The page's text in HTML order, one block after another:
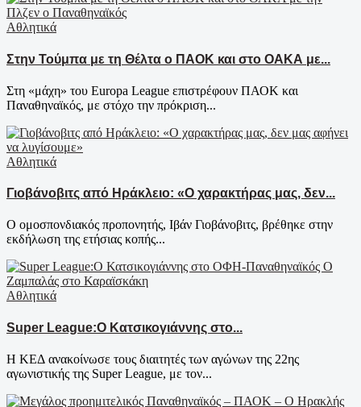
Αθλητικά
Στην Τούμπα με τη Θέλτα ο ΠΑΟΚ και στο ΟΑΚΑ με...
Στη «μάχη» του Europa League επιστρέφουν ΠΑΟΚ και
Παναθηναϊκός, με στόχο την πρόκριση...
Αθλητικά
Γιοβάνοβιτς από Ηράκλειο: «Ο χαρακτήρας μας, δεν...
Ο ομοσπονδιακός προπονητής, Ιβάν Γιοβάνοβιτς, βρέθηκε στην
εκδήλωση της ετήσιας κοπής...
Αθλητικά
Super League:O Κατσικογιάννης στο...
Η ΚΕΔ ανακοίνωσε τους διαιτητές των αγώνων της 22ης
αγωνιστικής της Super League, με τον...